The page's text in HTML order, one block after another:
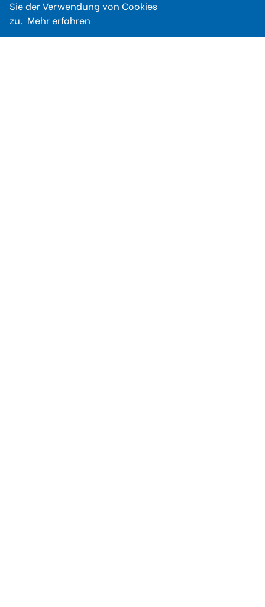
Sie der Verwendung von Cookies
zu. Mehr erfahren